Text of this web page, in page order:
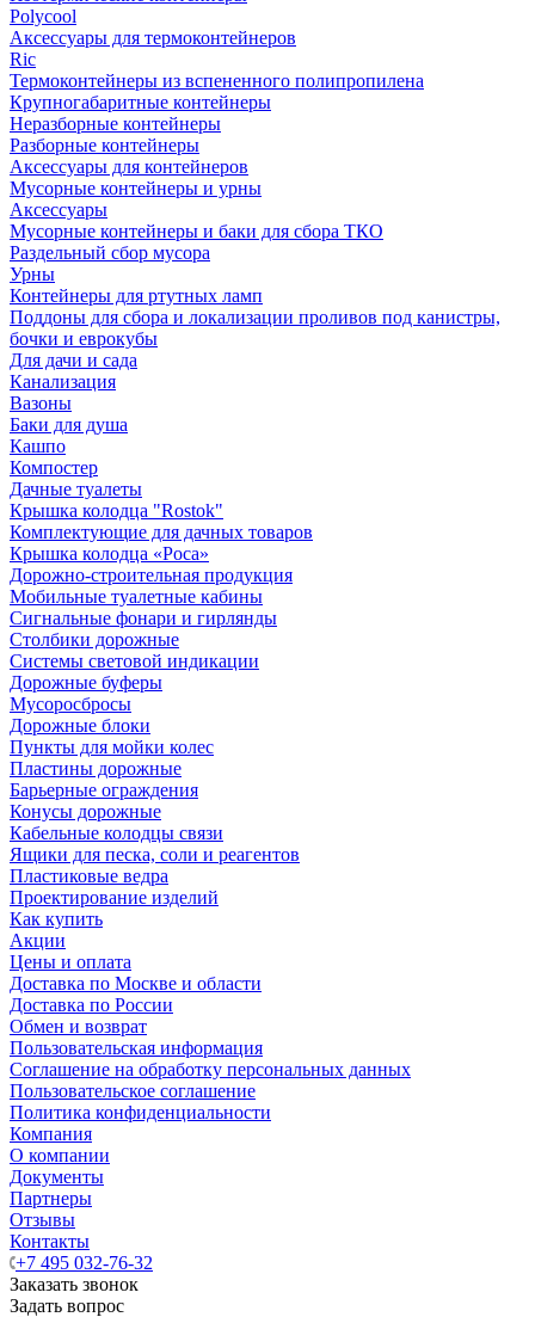
Polycool
Аксессуары для термоконтейнеров
Ric
Термоконтейнеры из вспененного полипропилена
Крупногабаритные контейнеры
Неразборные контейнеры
Разборные контейнеры
Аксессуары для контейнеров
Мусорные контейнеры и урны
Аксессуары
Мусорные контейнеры и баки для сбора ТКО
Раздельный сбор мусора
Урны
Контейнеры для ртутных ламп
Поддоны для сбора и локализации проливов под канистры,
бочки и еврокубы
Для дачи и сада
Канализация
Вазоны
Баки для душа
Кашпо
Компостер
Дачные туалеты
Крышка колодца "Rostok"
Комплектующие для дачных товаров
Крышка колодца «Роса»
Дорожно-строительная продукция
Мобильные туалетные кабины
Сигнальные фонари и гирлянды
Столбики дорожные
Системы световой индикации
Дорожные буферы
Мусоросбросы
Дорожные блоки
Пункты для мойки колес
Пластины дорожные
Барьерные ограждения
Конусы дорожные
Кабельные колодцы связи
Ящики для песка, соли и реагентов
Пластиковые ведра
Проектирование изделий
Как купить
Акции
Цены и оплата
Доставка по Москве и области
Доставка по России
Обмен и возврат
Пользовательская информация
Соглашение на обработку персональных данных
Пользовательское соглашение
Политика конфиденциальности
Компания
О компании
Документы
Партнеры
Отзывы
Контакты
+7 495 032-76-32
Заказать звонок
Задать вопрос